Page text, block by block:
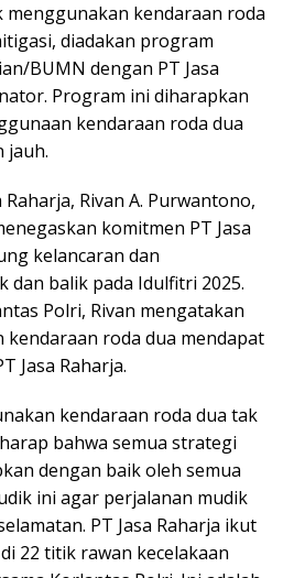
menggunakan kendaraan roda
diadakan program
BUMN dengan PT Jasa
Program ini diharapkan
kendaraan roda dua
jauh.
Rivan A. Purwantono,
komitmen PT Jasa
kelancaran dan
dan balik pada Idulfitri 2025.
Polri, Rivan mengatakan
kendaraan roda dua mendapat
Jasa Raharja.
kendaraan roda dua tak
bahwa semua strategi
dengan baik oleh semua
ini agar perjalanan mudik
PT Jasa Raharja ikut
22 titik rawan kecelakaan